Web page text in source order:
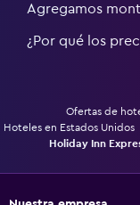
Agregamos
¿Por qué los
Ofertas de
Hoteles en Estados Unidos
Holiday Inn